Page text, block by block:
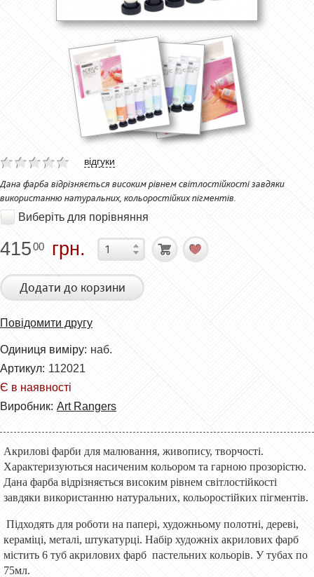
відгуки
Дана фарба відрізняється високим рівнем світлостійкості завдяки
використанню натуральних, кольоростійких пігментів.
Виберіть для порівняння
41500 грн.
Додати до корзини
Повідомити другу
Одиниця виміру: наб.
Артикул: 112021
Є в наявності
Виробник: Art Rangers
Акрилові фарби для малювання, живопису, творчості.
Характеризуються насиченим кольором та гарною прозорістю.
Дана фарба відрізняється високим рівнем світлостійкості
завдяки використанню натуральних, кольоростійких пігментів.
Підходять для роботи на папері, художньому полотні, дереві,
кераміці, металі, штукатурці. Набір художніх акрилових фарб
містить 6 туб акрилових фарб пастельних кольорів. У тубах по
75мл.